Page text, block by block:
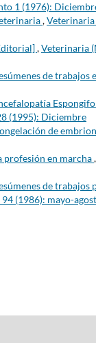
1 (1976):
,Veterinaria
,Veterinaria
de trabajos
(1995): Diciembre
de
profesión en marcha,
de trabajos
(1986): mayo-